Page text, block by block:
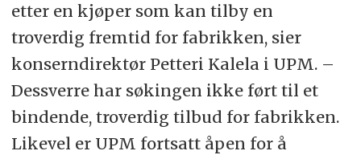
etter en kjøper som kan tilby en
troverdig fremtid for fabrikken, sier
konserndirektør Petteri Kalela i UPM. –
Dessverre har søkingen ikke ført til et
bindende, troverdig tilbud for fabrikken.
Likevel er UPM fortsatt åpen for å